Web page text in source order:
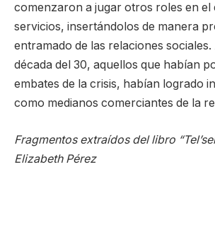
comenzaron a jugar otros roles en el
servicios, insertándolos de manera
entramado de las relaciones sociales.
década del 30, aquellos que habían
embates de la crisis, habían logrado
como medianos comerciantes de la
Fragmentos extraídos del libro
Elizabeth Pérez